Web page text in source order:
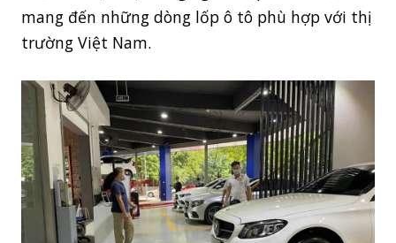
máy móc và kỹ thuật tiên tiến trong việc phát
triển các dịch vụ trong ngành lốp ô tô. Nhằm
trường Việt Nam.